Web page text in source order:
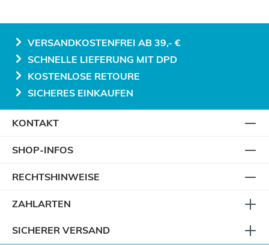
VERSANDKOSTENFREI AB 39,- €
SCHNELLE LIEFERUNG MIT DPD
KOSTENLOSE RETOURE
SICHERES EINKAUFEN
KONTAKT
SHOP-INFOS
RECHTSHINWEISE
ZAHLARTEN
SICHERER VERSAND